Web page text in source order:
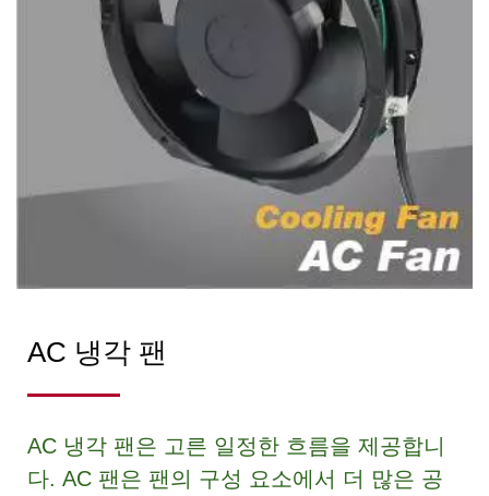
AC 냉각 팬
AC 냉각 팬은 고른 일정한 흐름을 제공합니
다. AC 팬은 팬의 구성 요소에서 더 많은 공